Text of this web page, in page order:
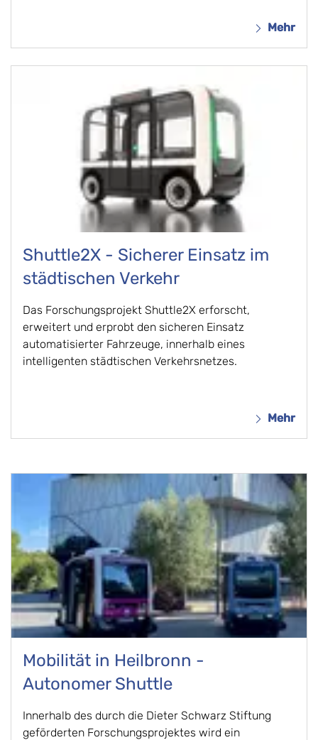
Mehr
Shuttle2X - Sicherer Einsatz im
städtischen Verkehr
Das Forschungsprojekt Shuttle2X erforscht,
erweitert und erprobt den sicheren Einsatz
automatisierter Fahrzeuge, innerhalb eines
intelligenten städtischen Verkehrsnetzes.
Mehr
Mobilität in Heilbronn -
Autonomer Shuttle
Innerhalb des durch die Dieter Schwarz Stiftung
geförderten Forschungsprojektes wird ein